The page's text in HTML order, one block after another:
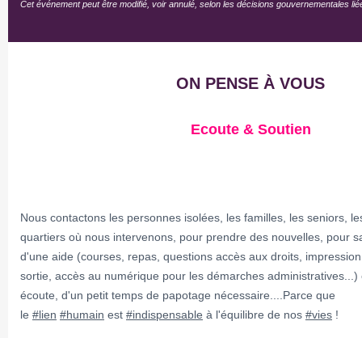
Cet événement peut être modifié, voir annulé, selon les décisions gouvernementales
ON PENSE À VOUS
Ecoute & Soutien
Nous contactons les personnes isolées, les familles, les seniors,
quartiers où nous intervenons, pour prendre des nouvelles, pour
d'une aide (courses, repas, questions accès aux droits,
sortie, accès au numérique pour les démarches
écoute, d'un petit temps de papotage nécessaire....Parce que
le #lien #humain est #indispensable à l'équilibre de nos #vies !